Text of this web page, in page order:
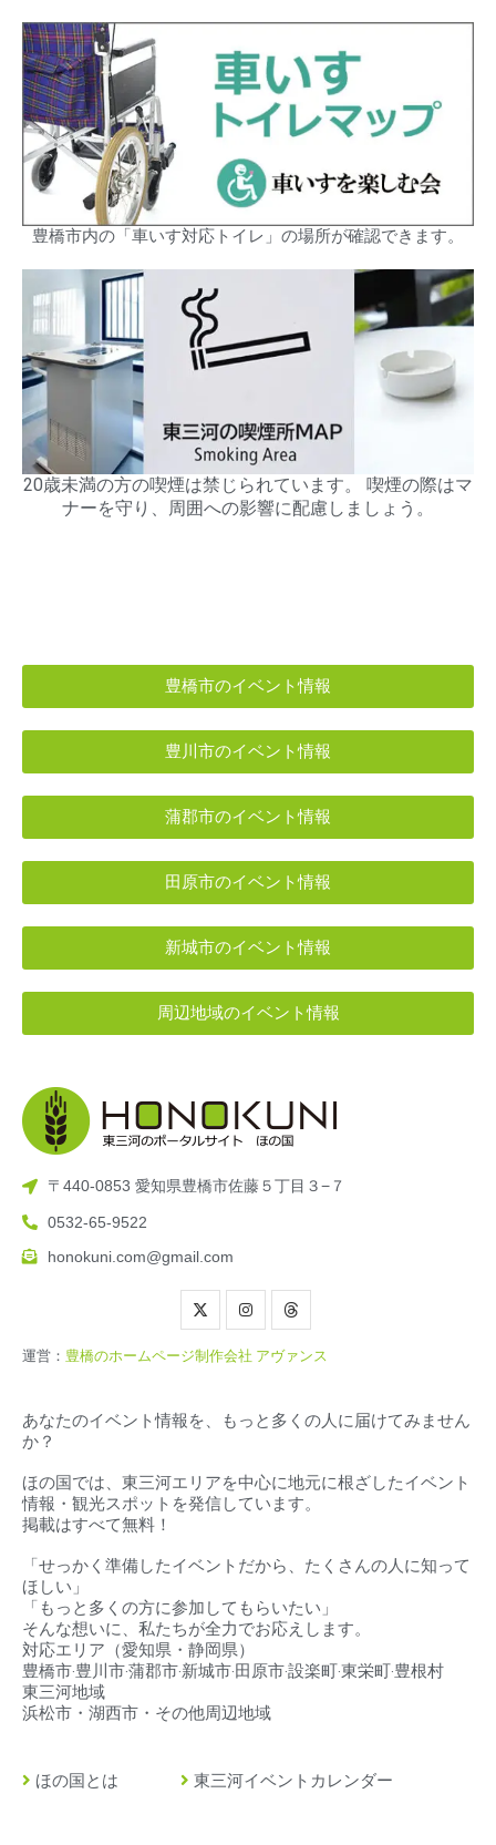
豊橋市内の「車いす対応トイレ」の場所が確認できます。
20歳未満の方の喫煙は禁じられています。 喫煙の際はマ
ナーを守り、周囲への影響に配慮しましょう。
豊橋市のイベント情報
豊川市のイベント情報
蒲郡市のイベント情報
田原市のイベント情報
新城市のイベント情報
周辺地域のイベント情報
〒440-0853 愛知県豊橋市佐藤５丁目３−７
0532-65-9522
honokuni.com@gmail.com
運営： 豊橋のホームページ制作会社 アヴァンス
あなたのイベント情報を、もっと多くの人に届けてみません
か？
ほの国では、東三河エリアを中心に地元に根ざしたイベント
情報・観光スポットを発信しています。
掲載はすべて無料！
「せっかく準備したイベントだから、たくさんの人に知って
ほしい」
「もっと多くの方に参加してもらいたい」
そんな想いに、私たちが全力でお応えします。
対応エリア（愛知県・静岡県）
豊橋市‧豊川市‧蒲郡市‧新城市‧田原市‧設楽町‧東栄町‧豊根村
東三河地域
浜松市・湖西市・その他周辺地域
ほの国とは
東三河イベントカレンダー